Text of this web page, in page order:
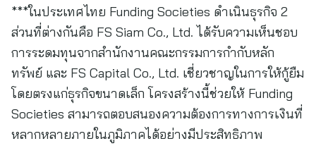
***ในประเทศไทย Funding Societies ดำเนินธุรกิจ 2
ส่วนที่ต่างกันคือ FS Siam Co., Ltd. ได้รับความเห็นชอบ
การระดมทุนจากสำนักงานคณะกรรมการกำกับหลัก
ทรัพย์ และ FS Capital Co., Ltd. เชี่ยวชาญในการให้กู้ยืม
โดยตรงแก่ธุรกิจขนาดเล็ก โครงสร้างนี้ช่วยให้ Funding
Societies สามารถตอบสนองความต้องการทางการเงินที่
หลากหลายภายในภูมิภาคได้อย่างมีประสิทธิภาพ